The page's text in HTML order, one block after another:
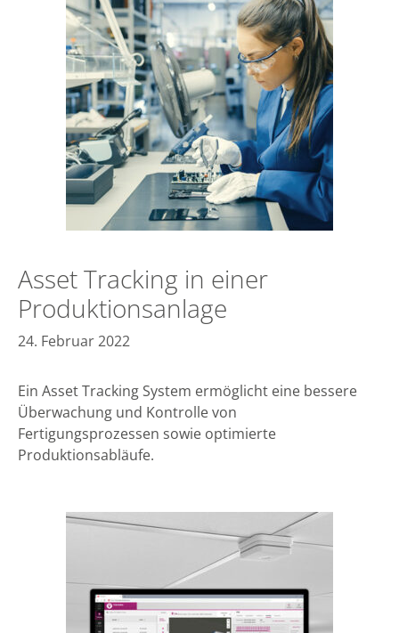
Asset Tracking in einer
Produktionsanlage
24. Februar 2022
Ein Asset Tracking System ermöglicht eine bessere
Überwachung und Kontrolle von
Fertigungsprozessen sowie optimierte
Produktionsabläufe.